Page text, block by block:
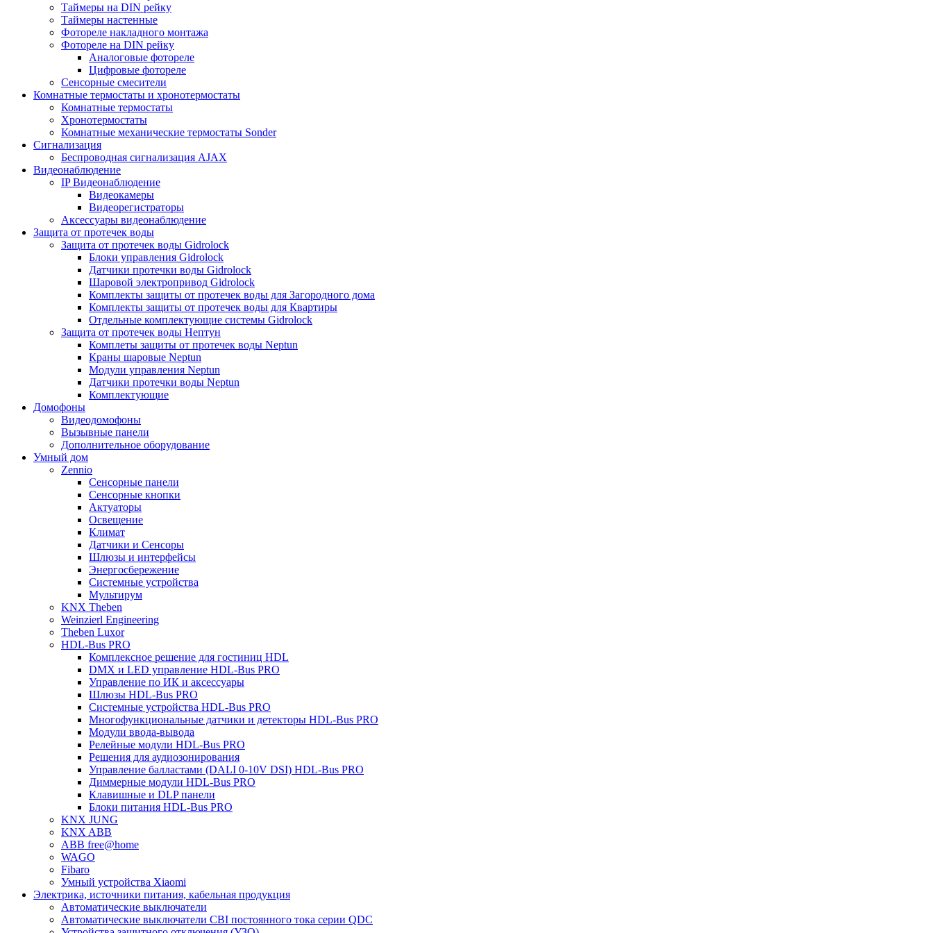
Таймеры на DIN рейку
Таймеры настенные
Фотореле накладного монтажа
Фотореле на DIN рейку
Аналоговые фотореле
Цифровые фотореле
Сенсорные смесители
Комнатные термостаты и хронотермостаты
Комнатные термостаты
Хронотермостаты
Комнатные механические термостаты Sonder
Сигнализация
Беспроводная сигнализация AJAX
Видеонаблюдение
IP Видеонаблюдение
Видеокамеры
Видеорегистраторы
Аксессуары видеонаблюдение
Защита от протечек воды
Защита от протечек воды Gidrolock
Блоки управления Gidrolock
Датчики протечки воды Gidrolock
Шаровой электропривод Gidrolock
Комплекты защиты от протечек воды для Загородного дома
Комплекты защиты от протечек воды для Квартиры
Отдельные комплектующие системы Gidrolock
Защита от протечек воды Нептун
Комплеты защиты от протечек воды Neptun
Краны шаровые Neptun
Модули управления Neptun
Датчики протечки воды Neptun
Комплектующие
Домофоны
Видеодомофоны
Вызывные панели
Дополнительное оборудование
Умный дом
Zennio
Сенсорные панели
Сенсорные кнопки
Актуаторы
Освещение
Климат
Датчики и Сенсоры
Шлюзы и интерфейсы
Энергосбережение
Системные устройства
Мультирум
KNX Theben
Weinzierl Engineering
Theben Luxor
HDL-Bus PRO
Комплексное решение для гостиниц HDL
DMX и LED управление HDL-Bus PRO
Управление по ИК и аксессуары
Шлюзы HDL-Bus PRO
Системные устройства HDL-Bus PRO
Многофункциональные датчики и детекторы HDL-Bus PRO
Модули ввода-вывода
Релейные модули HDL-Bus PRO
Решения для аудиозонирования
Управление балластами (DALI 0-10V DSI) HDL-Bus PRO
Диммерные модули HDL-Bus PRO
Клавишные и DLP панели
Блоки питания HDL-Bus PRO
KNX JUNG
KNX ABB
ABB free@home
WAGO
Fibaro
Умный устройства Xiaomi
Электрика, источники питания, кабельная продукция
Автоматические выключатели
Автоматические выключатели CBI постоянного тока серии QDC